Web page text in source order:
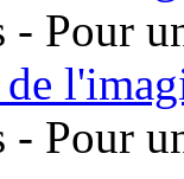
- Pour
- Pour